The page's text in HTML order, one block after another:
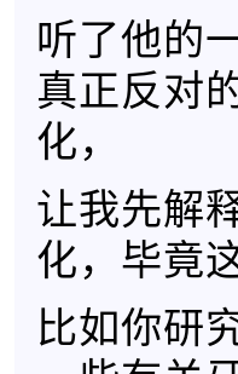
听了他的
真正反对
化，
让我先解
化，毕竟
比如你研